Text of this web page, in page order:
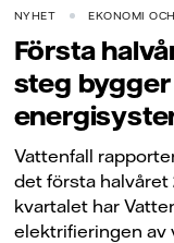
NYHET EKONOMI
Första
steg
Vattenfall
det första
kvartalet har
elektrifieringen av